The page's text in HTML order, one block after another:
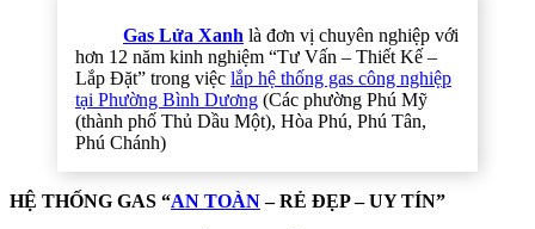
Gas Lửa Xanh là đơn vị chuyên nghiệp với
hơn 12 năm kinh nghiệm “Tư Vấn – Thiết Kế –
Lắp Đặt” trong việc lắp hệ thống gas công nghiệp
tại Phường Bình Dương (Các phường Phú Mỹ
(thành phố Thủ Dầu Một), Hòa Phú, Phú Tân,
Phú Chánh)
HỆ THỐNG GAS “AN TOÀN– RẺ ĐẸP – UY TÍN”